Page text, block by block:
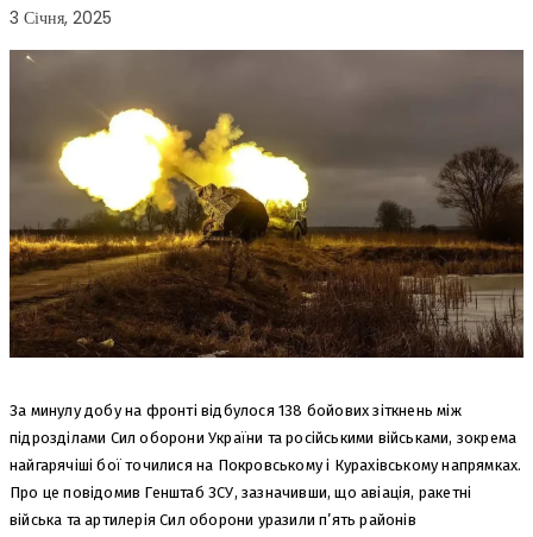
3 Січня, 2025
За минулу добу на фронті відбулося 138 бойових зіткнень між
підрозділами Сил оборони України та російськими військами, зокрема
найгарячіші бої точилися на Покровському і Курахівському напрямках.
Про це повідомив Генштаб ЗСУ, зазначивши, що авіація, ракетні
війська та артилерія Сил оборони уразили п’ять районів